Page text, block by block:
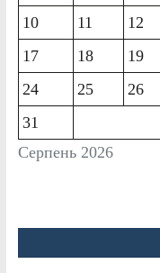
Серпень 2026
10
11 12
17
18 19
24
25 26
31